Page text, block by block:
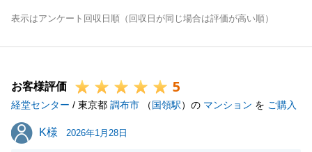
表示はアンケート回収日順（回収日が同じ場合は評価が高い順）
お客様評価 5
経堂センター / 東京都 調布市 （国領駅）の マンション を ご購入
K様
K様 2026年1月28日